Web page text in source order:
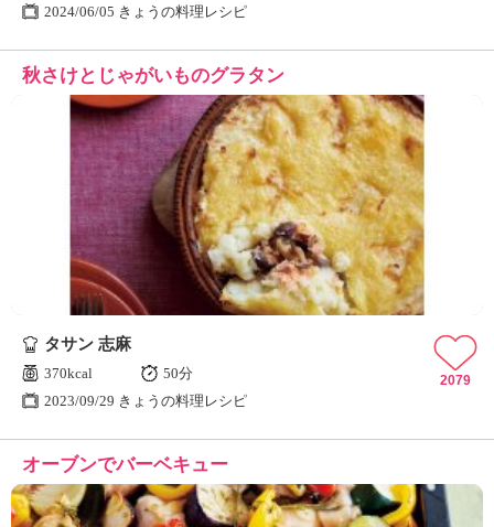
2024/06/05 きょうの料理レシピ
秋さけとじゃがいものグラタン
タサン 志麻
370kcal
50分
2023/09/29 きょうの料理レシピ
2079
オーブンでバーベキュー